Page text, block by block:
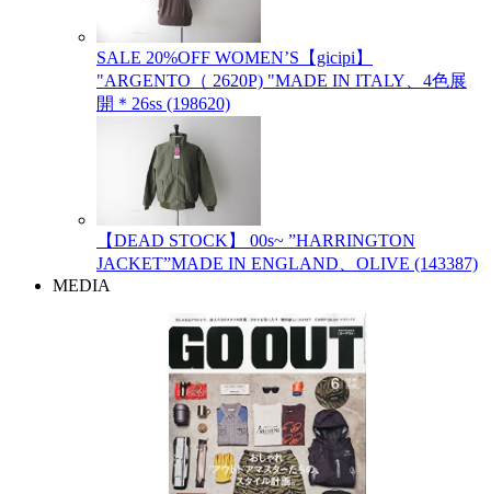
SALE 20%OFF WOMEN’S【gicipi】
"ARGENTO（ 2620P) "MADE IN ITALY、4色展
開＊26ss (198620)
【DEAD STOCK】 00s~ ”HARRINGTON
JACKET”MADE IN ENGLAND、OLIVE (143387)
MEDIA